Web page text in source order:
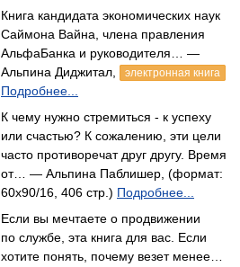
Книга кандидата экономических наук
Саймона Вайна, члена правления
АльфаБанка и руководителя… —
Альпина Диджитал,
электронная книга
Подробнее...
К чему нужно стремиться - к успеху
или счастью? К сожалению, эти цели
часто противоречат друг другу. Время
от… — Альпина Паблишер, (формат:
60x90/16, 406 стр.) Подробнее...
Если вы мечтаете о продвижении
по службе, эта книга для вас. Если
хотите понять, почему везет менее…